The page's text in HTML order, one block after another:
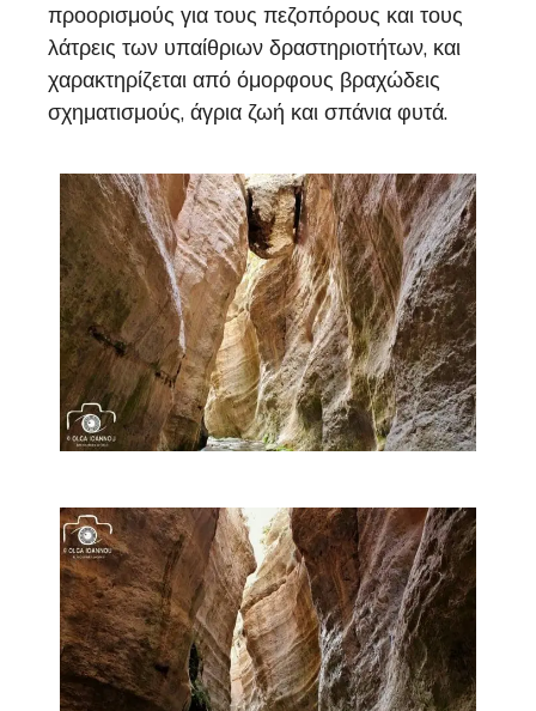
προορισμούς για τους πεζοπόρους και τους
λάτρεις των υπαίθριων δραστηριοτήτων, και
χαρακτηρίζεται από όμορφους βραχώδεις
σχηματισμούς, άγρια ζωή και σπάνια φυτά.